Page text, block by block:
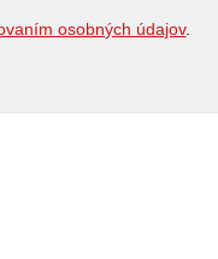
osobných údajov.